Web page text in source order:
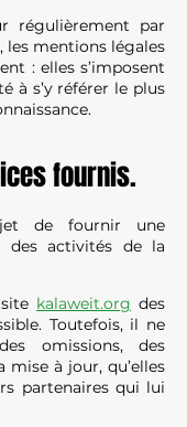
régulièrement par
les mentions légales
: elles s’imposent
à s’y référer le plus
fournis.
de fournir une
des activités de la
kalaweit.org des
Toutefois, il ne
omissions, des
mise à jour, qu’elles
partenaires qui lui